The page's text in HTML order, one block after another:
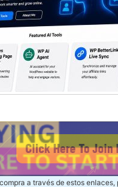
a través de estos